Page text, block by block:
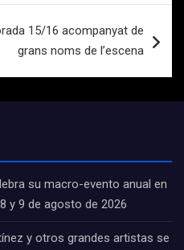
15/16 acompanyat de
grans noms de l’escena
su macro-evento anual en
y 9 de agosto de 2026
y otros grandes artistas se